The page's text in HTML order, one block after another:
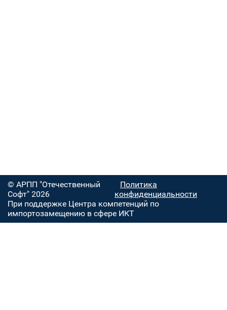
© АРПП "Отечественный
Софт" 2026
Политика
конфиденциальности
При поддержке Центра компетенций по
импортозамещению в сфере ИКТ